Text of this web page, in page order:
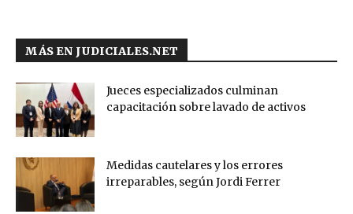
MÁS EN JUDICIALES.NET
Jueces especializados culminan
capacitación sobre lavado de activos
Medidas cautelares y los errores
irreparables, según Jordi Ferrer